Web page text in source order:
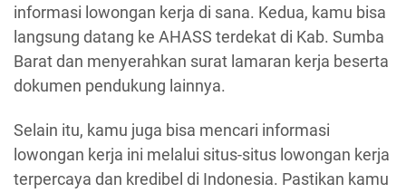
informasi lowongan kerja di sana. Kedua, kamu bisa
langsung datang ke AHASS terdekat di Kab. Sumba
Barat dan menyerahkan surat lamaran kerja beserta
dokumen pendukung lainnya.
Selain itu, kamu juga bisa mencari informasi
lowongan kerja ini melalui situs-situs lowongan kerja
terpercaya dan kredibel di Indonesia. Pastikan kamu